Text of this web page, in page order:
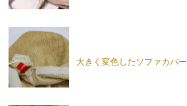
大きく変色したソファカバー